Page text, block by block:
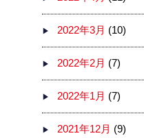
2022年3月 (10)
2022年2月 (7)
2022年1月 (7)
2021年12月 (9)